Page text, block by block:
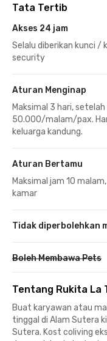
Tata Tertib
Akses 24 jam
Selalu diberikan kunci /
security
Aturan Menginap
Maksimal 3 hari,
50.000/malam/pax.
keluarga kandung.
Aturan Bertamu
Maksimal jam 10
kamar
Tidak diperbolehkan
Boleh Membawa Pets
Tentang Rukita La
Buat karyawan atau
tinggal di Alam Sutera
Sutera. Kost coliving